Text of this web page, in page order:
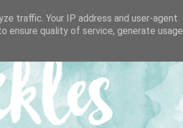
traffic. Your IP address and user-agent
ensure quality of service, generate usage